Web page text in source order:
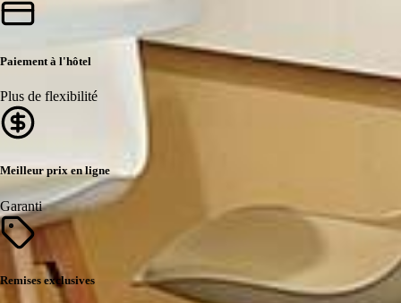
Paiement à l'hôtel
Plus de flexibilité
Meilleur prix en ligne
Garanti
Remises exclusives